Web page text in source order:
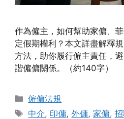
作為僱主，如何幫助家傭、
定假期權利？本文詳盡解釋
方法，助你履行僱主責任，
諧僱傭關係。（約140字）
Categories
僱傭法規
Tags
中介, 印傭,外傭, 家傭,